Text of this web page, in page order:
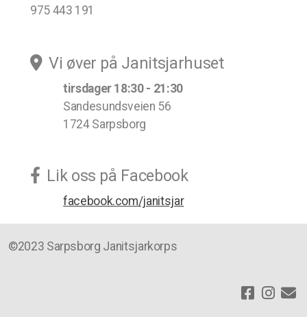
975 443 191
Vi øver på Janitsjarhuset
tirsdager 18:30 - 21:30
Sandesundsveien 56
1724 Sarpsborg
Lik oss på Facebook
facebook.com/janitsjar
©2023 Sarpsborg Janitsjarkorps